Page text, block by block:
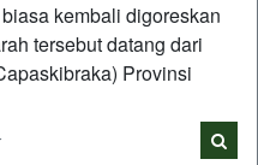
kembali digoreskan
tersebut datang dari
Provinsi